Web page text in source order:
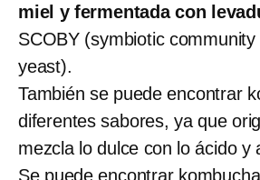
miel y fermentada con
SCOBY (symbiotic
yeast).
También se puede encontrar
diferentes sabores, ya que
mezcla lo dulce con lo ácido y
Se puede encontrar